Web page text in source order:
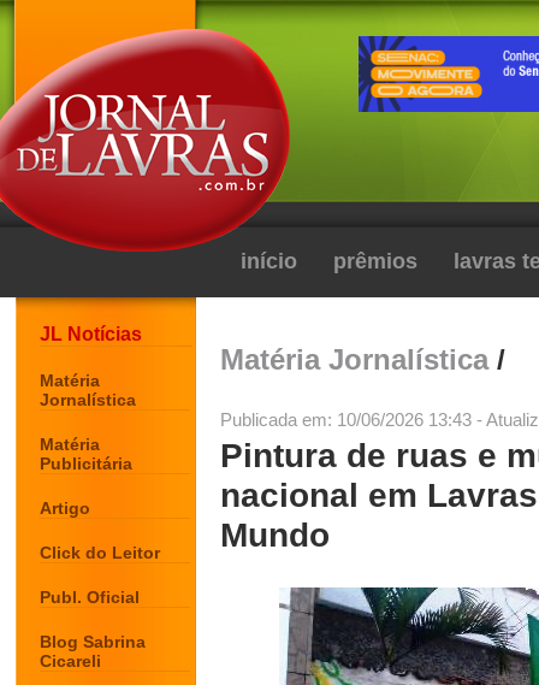
início prêmios lavras
JL Notícias
Matéria
Jornalística
Matéria
Publicitária
Artigo
Click do Leitor
Publ. Oficial
Blog Sabrina
Cicareli
Matéria Jornalística/
Publicada em: 10/06/2026 13:43 -
Pintura de ruas e
nacional em
Mundo